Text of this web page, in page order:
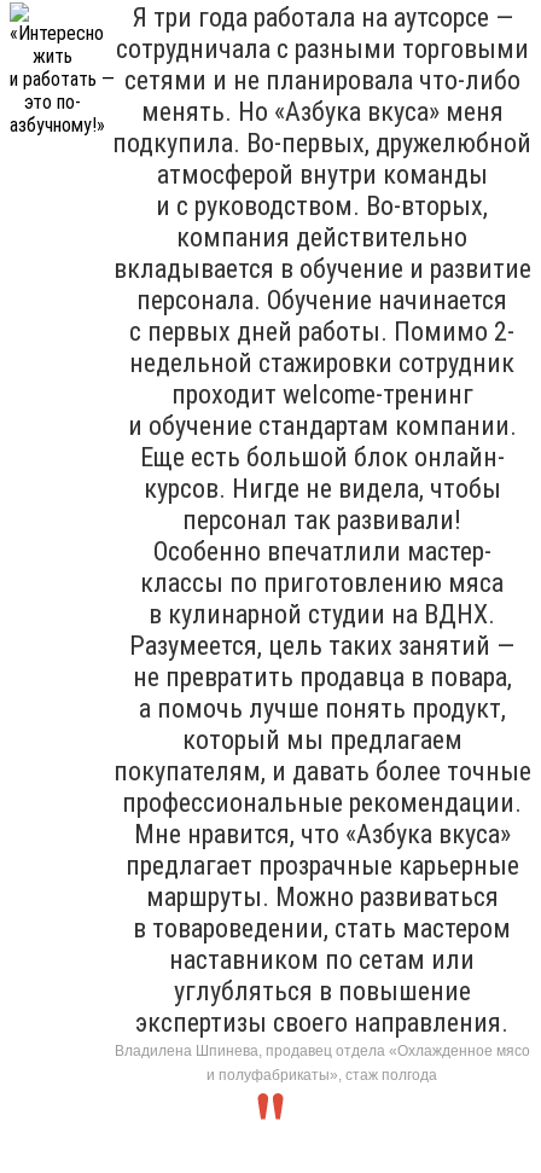
Я три года работала на аутсорсе —
сотрудничала с разными торговыми
сетями и не планировала что-либо
менять. Но «Азбука вкуса» меня
подкупила. Во-первых, дружелюбной
атмосферой внутри команды
и с руководством. Во-вторых,
компания действительно
вкладывается в обучение и развитие
персонала. Обучение начинается
с первых дней работы. Помимо 2-
недельной стажировки сотрудник
проходит welcome-тренинг
и обучение стандартам компании.
Еще есть большой блок онлайн-
курсов. Нигде не видела, чтобы
персонал так развивали!
Особенно впечатлили мастер-
классы по приготовлению мяса
в кулинарной студии на ВДНХ.
Разумеется, цель таких занятий —
не превратить продавца в повара,
а помочь лучше понять продукт,
который мы предлагаем
покупателям, и давать более точные
профессиональные рекомендации.
Мне нравится, что «Азбука вкуса»
предлагает прозрачные карьерные
маршруты. Можно развиваться
в товароведении, стать мастером
наставником по сетам или
углубляться в повышение
экспертизы своего направления.
Владилена Шпинева, продавец отдела «Охлажденное мясо
и полуфабрикаты», стаж полгода